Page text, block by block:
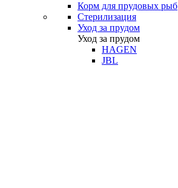
Корм для прудовых рыб
Стерилизация
Уход за прудом
Уход за прудом
HAGEN
JBL